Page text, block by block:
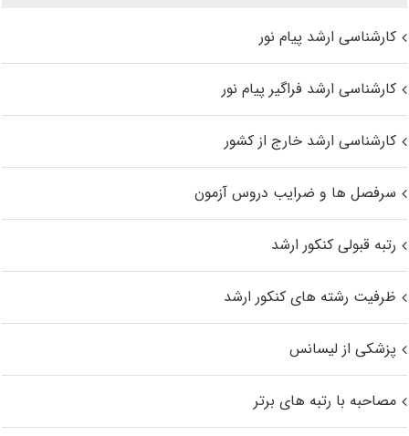
کارشناسی ارشد پیام نور
کارشناسی ارشد فراگیر پیام نور
کارشناسی ارشد خارج از کشور
سرفصل ها و ضرایب دروس آزمون
رتبه قبولی کنکور ارشد
ظرفیت رشته های کنکور ارشد
پزشکی از لیسانس
مصاحبه با رتبه های برتر